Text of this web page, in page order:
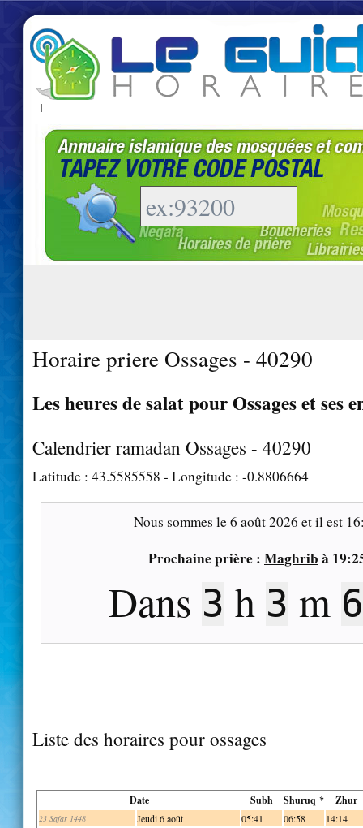
|
Horaire priere Ossages - 40290
Les heures de salat pour Ossages et ses
Calendrier ramadan Ossages - 40290
Latitude : 43.5585558 - Longitude : -0.8806664
Nous sommes le6 août 2026 et il est
Prochaine prière : Maghrib à
Dans 3 h 3 m 5
Liste des horaires pour ossages
Date Subh Shuruq * Zhur
23 Safar 1448 Jeudi 6 août 05:41 06:58 14:14